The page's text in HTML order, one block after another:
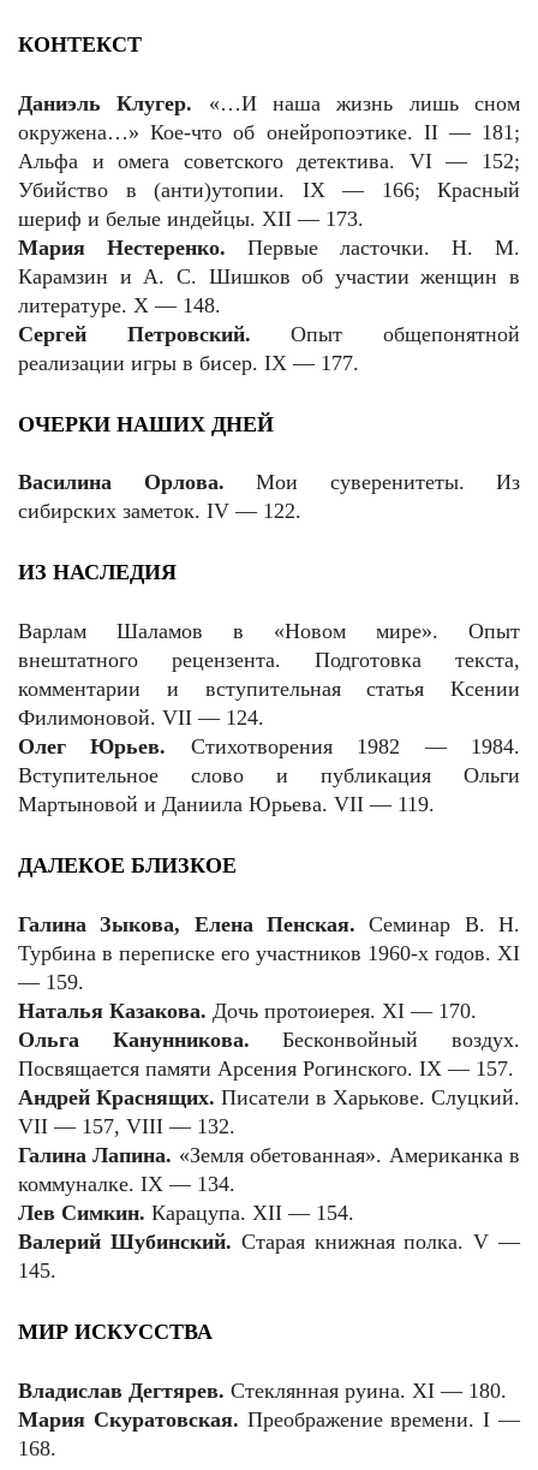
КОНТЕКСТ
Даниэль Клугер. «…И наша жизнь лишь сном
окружена…» Кое-что об онейропоэтике. II— 181;
Альфа и омега советского детектива. VI— 152;
Убийство в (анти)утопии. IX — 166; Красный
шериф и белые индейцы. XII — 173.
Мария Нестеренко. Первые ласточки. Н. М.
Карамзин и А. С. Шишков об участии женщин в
литературе. X — 148.
Сергей Петровский. Опыт общепонятной
реализации игры в бисер. IX — 177.
ОЧЕРКИ НАШИХ ДНЕЙ
Василина Орлова. Мои суверенитеты. Из
сибирских заметок. IV — 122.
ИЗ НАСЛЕДИЯ
Варлам Шаламов в «Новом мире». Опыт
внештатного рецензента. Подготовка текста,
комментарии и вступительная статья Ксении
Филимоновой. VII — 124.
Олег Юрьев. Стихотворения 1982 — 1984.
Вступительное слово и публикация Ольги
Мартыновой и Даниила Юрьева. VII — 119.
ДАЛЕКОЕ БЛИЗКОЕ
Галина Зыкова, Елена Пенская.Семинар В. Н.
Турбина в переписке его участников 1960-х годов. XI
— 159.
Наталья Казакова. Дочь протоиерея. XI — 170.
Ольга Канунникова.Бесконвойный воздух.
Посвящается памяти Арсения Рогинского. IX — 157.
Андрей Краснящих. Писатели в Харькове. Слуцкий.
VII — 157, VIII — 132.
Галина Лапина. «Земля обетованная». Американка в
коммуналке. IX — 134.
Лев Симкин. Карацупа. XII — 154.
Валерий Шубинский. Старая книжная полка. V —
145.
МИР ИСКУССТВА
Владислав Дегтярев. Стеклянная руина. XI — 180.
Мария Скуратовская. Преображение времени. I —
168.